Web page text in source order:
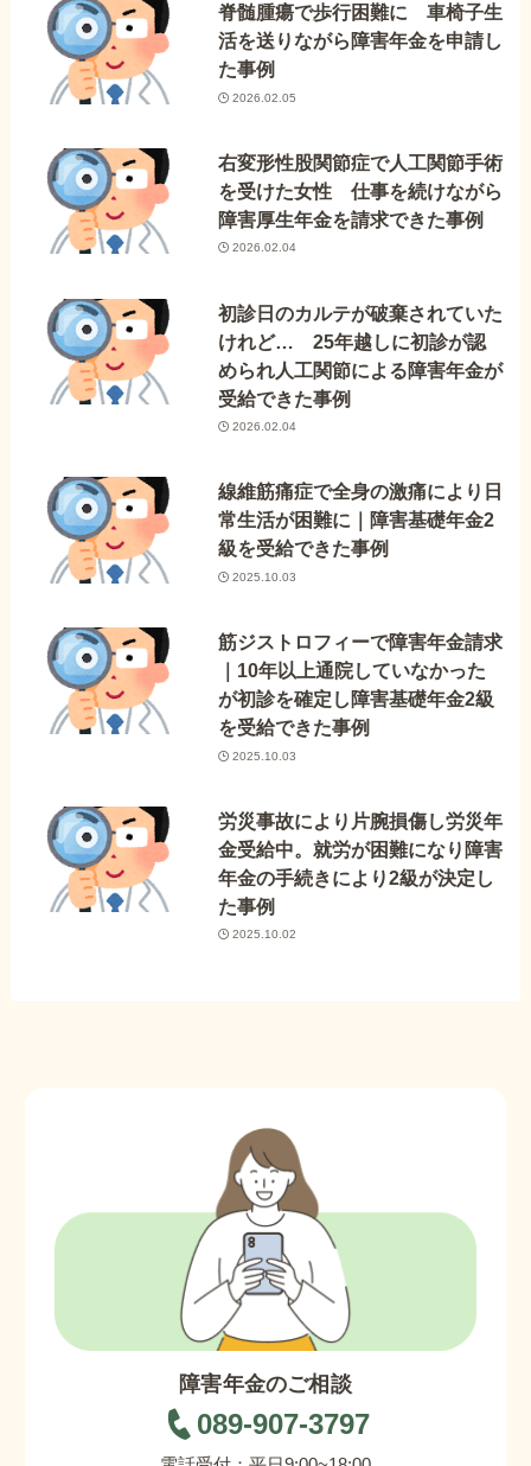
脊髄腫瘍で歩行困難に 車椅子生
活を送りながら障害年金を申請し
た事例
2026.02.05
右変形性股関節症で人工関節手術
を受けた女性 仕事を続けながら
障害厚生年金を請求できた事例
2026.02.04
初診日のカルテが破棄されていた
けれど… 25年越しに初診が認
められ人工関節による障害年金が
受給できた事例
2026.02.04
線維筋痛症で全身の激痛により日
常生活が困難に｜障害基礎年金2
級を受給できた事例
2025.10.03
筋ジストロフィーで障害年金請求
｜10年以上通院していなかった
が初診を確定し障害基礎年金2級
を受給できた事例
2025.10.03
労災事故により片腕損傷し労災年
金受給中。就労が困難になり障害
年金の手続きにより2級が決定し
た事例
2025.10.02
障害年金のご相談
089-907-3797